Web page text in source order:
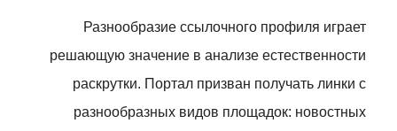
Разнообразие ссылочного профиля играет
решающую значение в анализе естественности
раскрутки. Портал призван получать линки с
разнообразных видов площадок: новостных